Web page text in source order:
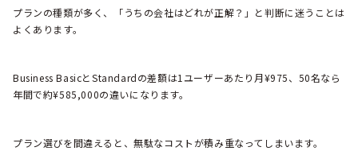
プランの種類が多く、「うちの会社はどれが正解？」と判断に迷うことは
よくあります。
Business BasicとStandardの差額は1ユーザーあたり月¥975、50名なら
年間で約¥585,000の違いになります。
プラン選びを間違えると、無駄なコストが積み重なってしまいます。